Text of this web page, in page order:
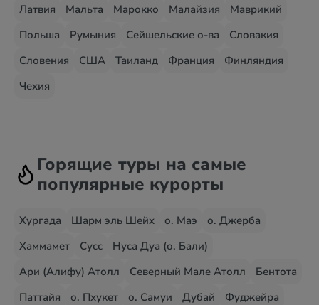
Латвия
Мальта Марокко Малайзия
Маврикий
Польша
Румыния Сейшельские о-ва
Словакия
Словения
США Таиланд Франция
Финляндия
Чехия
Горящие туры на самые
популярные курорты
Хургада Шарм эль Шейх о. Маэ
о. Джерба
Хаммамет
Сусс
Нуса Дуа (о. Бали)
Ари (Алифу) Атолл
Северный Мале Атолл
Бентота
Паттайя
о. Пхукет о. Самуи Дубай
Фуджейра